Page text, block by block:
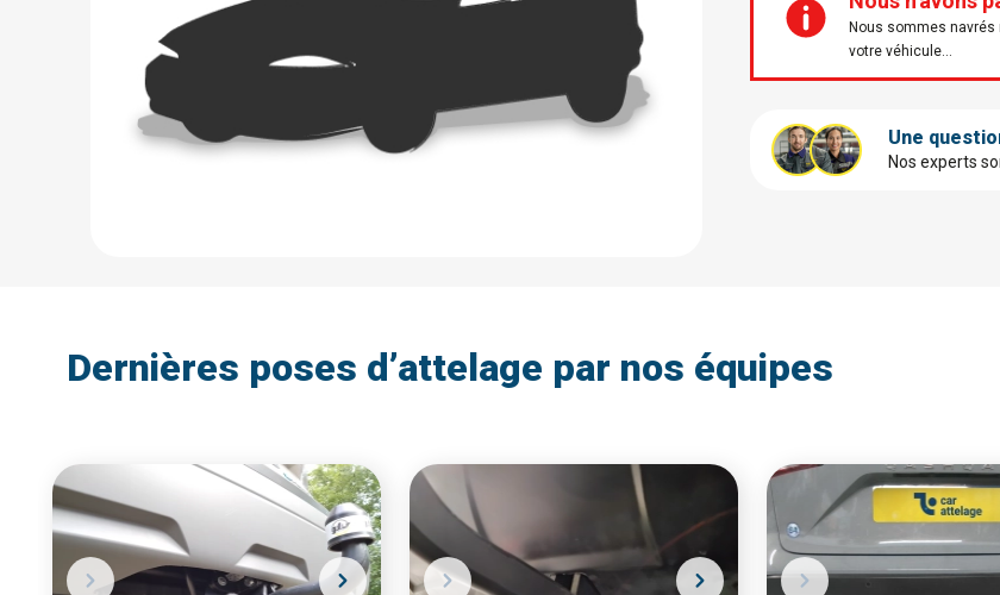
Nous sommes
votre véhicule...
Une
Nos experts
Dernières poses d’attelage par nos équipes